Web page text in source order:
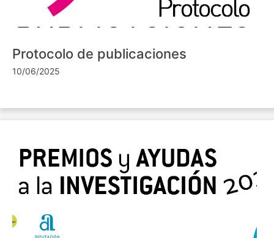
Protocolo de publicaciones
10/06/2025